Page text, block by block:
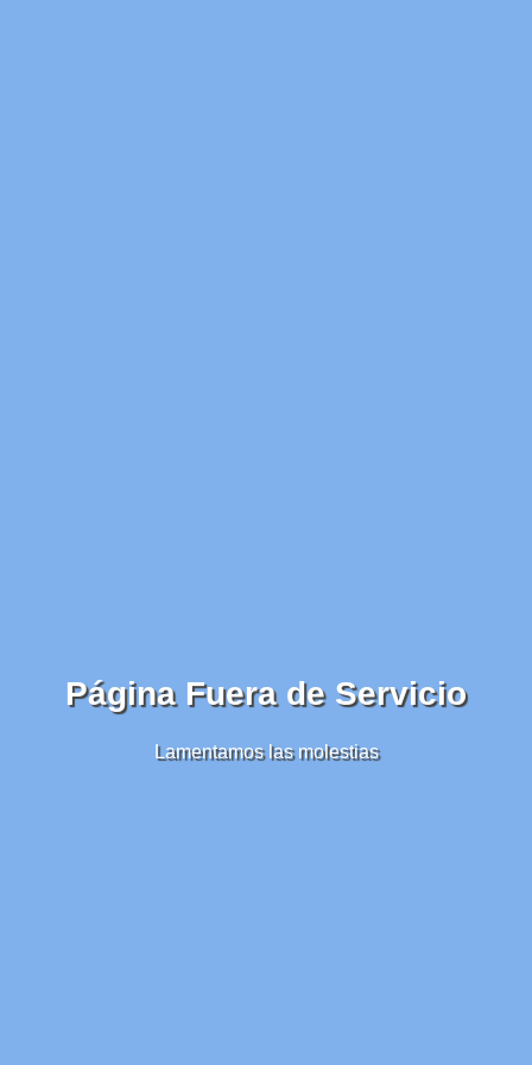
Página Fuera de Servicio
Lamentamos las molestias